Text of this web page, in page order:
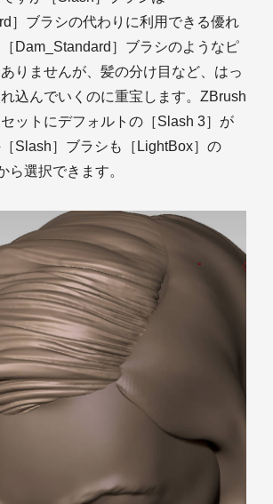
］ブラシの代わりに利用できる優れ
Dam_Standard］ブラシのようなピ
りませんが、髪の分け目など、はっ
込んでいくのに重宝します。ZBrush
ットにデフォルトの［Slash 3］が
Slash］ブラシも［LightBox］の
ら選択できます。